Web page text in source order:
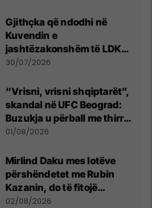
Gjithçka që ndodhi në
Kuvendin e
jashtëzakonshëm të LDK-
së
30/07/2026
“Vrisni, vrisni shqiptarët”,
skandal në UFC Beograd:
Buzukja u përball me thirrje
anti-shqiptare nga
01/08/2026
Mirlind Daku mes lotëve
përshëndetet me Rubin
Kazanin, do të fitojë
miliona te Spartak Moska
02/08/2026